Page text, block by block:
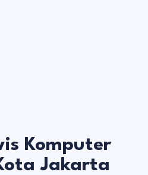
Komputer
Jakarta